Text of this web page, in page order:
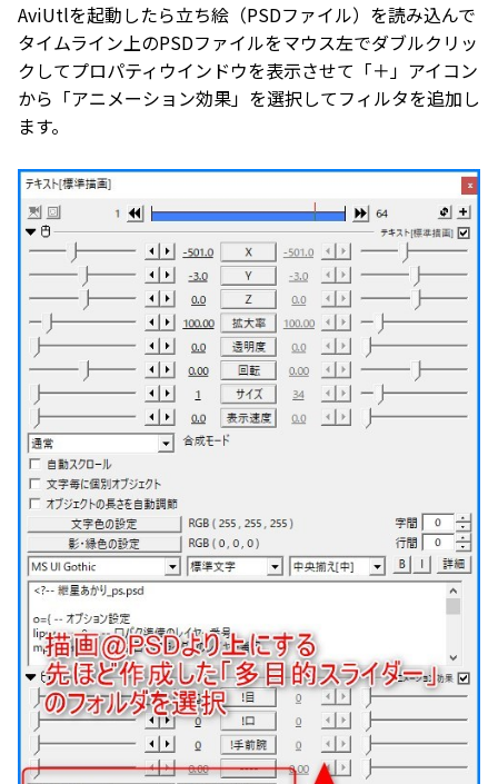
AviUtlを起動したら立ち絵（PSDファイル）を読み込んで
タイムライン上のPSDファイルをマウス左でダブルクリッ
クしてプロパティウインドウを表示させて「＋」アイコン
から「アニメーション効果」を選択してフィルタを追加し
ます。